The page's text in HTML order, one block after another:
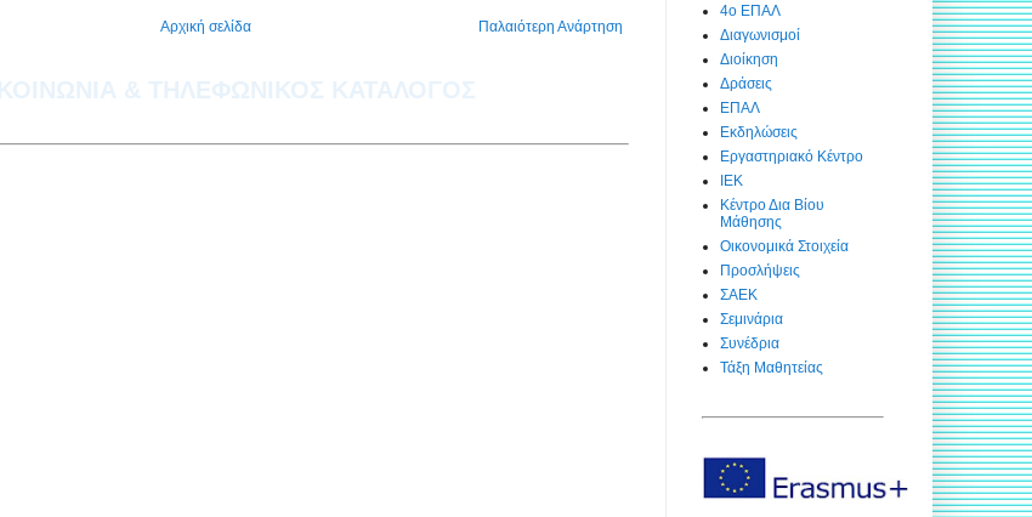
Παλαιότερη Ανάρτηση
Αρχική σελίδα
4ο ΕΠΑΛ
Διαγωνισμοί
Διοίκηση
Δράσεις
ΕΠΑΛ
Εκδηλώσεις
Εργαστηριακό Κέντρο
ΙΕΚ
Κέντρο Δια Βίου
Μάθησης
Οικονομικά Στοιχεία
Προσλήψεις
ΣΑΕΚ
Σεμινάρια
Συνέδρια
Τάξη Μαθητείας